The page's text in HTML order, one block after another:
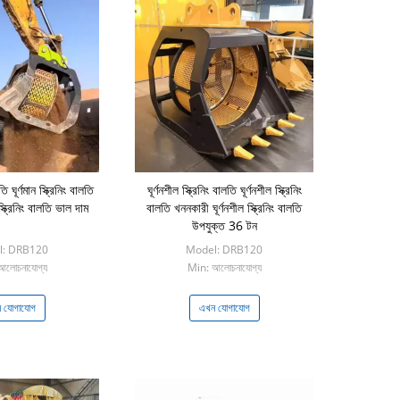
ঘূর্ণমান স্ক্রিনিং বালতি
বালতি ভাল দাম
DRB120
ঘূর্ণনশীল স্ক্রিনিং বালতি ঘূর্ণনশীল স্ক্রিনিং
বালতি খননকারী ঘূর্ণনশীল স্ক্রিনিং বালতি
উপযুক্ত 36 টন
Model: DRB120
Min: আলোচনাযোগ্য
এখন যোগাযোগ